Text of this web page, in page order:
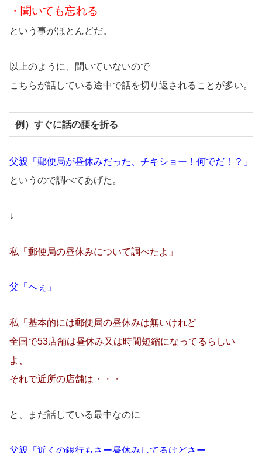
・聞いても忘れる
という事がほとんどだ。
以上のように、聞いていないので
こちらが話している途中で話を切り返されることが多い。
例）すぐに話の腰を折る
父親「郵便局が昼休みだった、チキショー！何でだ！？」
というので調べてあげた。
↓
私「郵便局の昼休みについて調べたよ」
父「へぇ」
私「基本的には郵便局の昼休みは無いけれど
全国で53店舗は昼休み又は時間短縮になってるらしい
よ、
それで近所の店舗は・・・
と、まだ話している最中なのに
父親「近くの銀行もさー昼休みしてるけどさー